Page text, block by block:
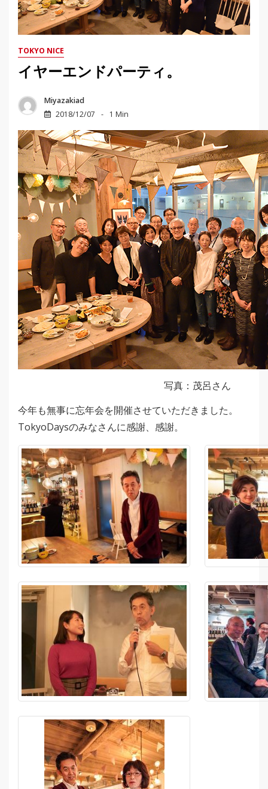
TOKYO NICE
イヤーエンドパーティ。
Miyazakiad
2018/12/07
1 Min
写真：茂呂さん
今年も無事に忘年会を開催させていただきました。
TokyoDaysのみなさんに感謝、感謝。